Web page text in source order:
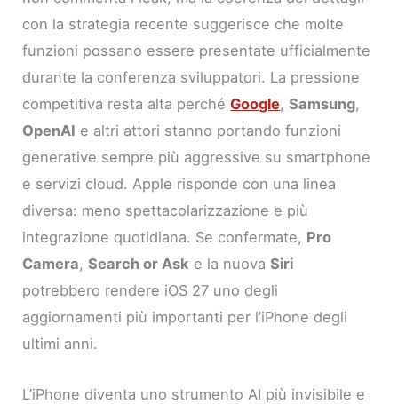
con la strategia recente suggerisce che molte
funzioni possano essere presentate ufficialmente
durante la conferenza sviluppatori. La pressione
competitiva resta alta perchéGoogle,Samsung,
OpenAI e altri attori stanno portando funzioni
generative sempre più aggressive su smartphone
e servizi cloud. Apple risponde con una linea
diversa: meno spettacolarizzazione e più
integrazione quotidiana. Se confermate, Pro
Camera,Search or Ask e la nuovaSiri
potrebbero rendere iOS 27 uno degli
aggiornamenti più importanti per l’iPhone degli
ultimi anni.
L’iPhone diventa uno strumento AI più invisibile e